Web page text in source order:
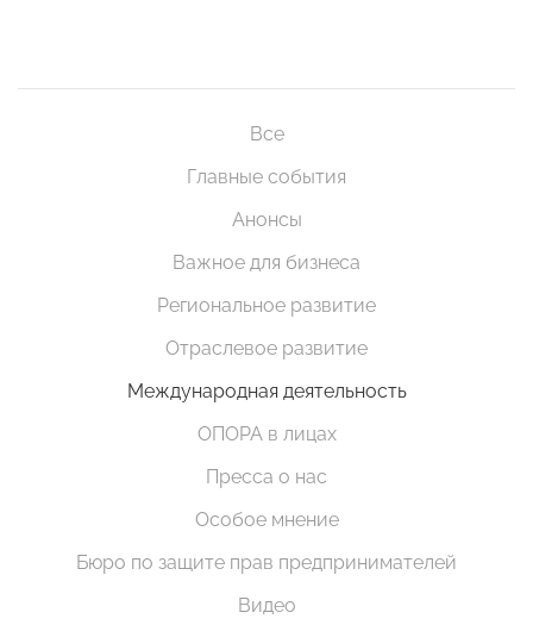
Все
Главные события
Анонсы
Важное для бизнеса
Региональное развитие
Отраслевое развитие
Международная деятельность
ОПОРА в лицах
Пресса о нас
Особое мнение
Бюро по защите прав предпринимателей
Видео